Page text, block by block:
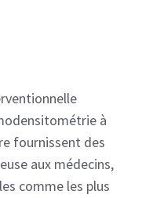
à
fournissent des
aux médecins,
comme les plus